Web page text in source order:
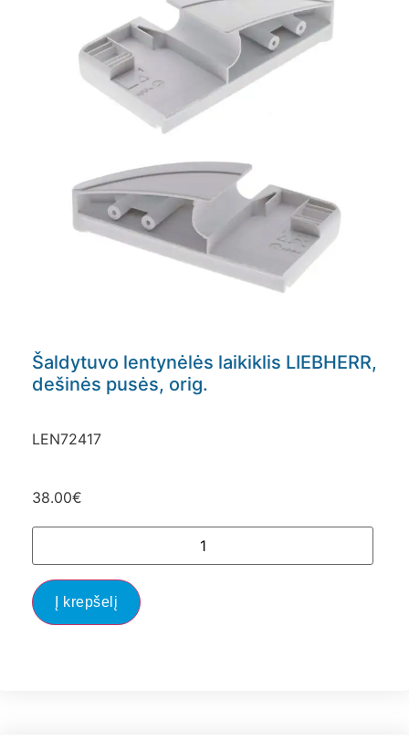
Šaldytuvo lentynėlės laikiklis LIEBHERR,
dešinės pusės, orig.
LEN72417
38.00€
Į krepšelį